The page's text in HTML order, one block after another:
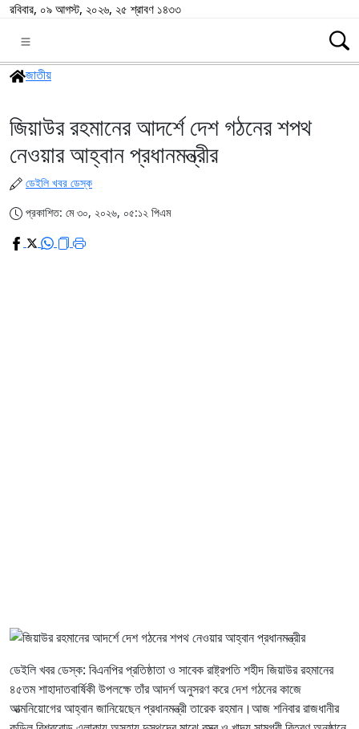
রবিবার, ০৯ আগস্ট, ২০২৬, ২৫ শ্রাবণ ১৪৩৩
জাতীয়
জিয়াউর রহমানের আদর্শে দেশ গঠনের শপথ
নেওয়ার আহ্বান প্রধানমন্ত্রীর
ডেইলি খবর ডেস্ক
প্রকাশিত: মে ৩০, ২০২৬, ০৫:১২ পিএম
ডেইলি খবর ডেস্ক: বিএনপির প্রতিষ্ঠাতা ও সাবেক রাষ্ট্রপতি শহীদ জিয়াউর রহমানের
৪৫তম শাহাদাতবার্ষিকী উপলক্ষে তাঁর আদর্শ অনুসরণ করে দেশ গঠনের কাজে
আত্মনিয়োগের আহ্বান জানিয়েছেন প্রধানমন্ত্রী তারেক রহমান।আজ শনিবার রাজধানীর